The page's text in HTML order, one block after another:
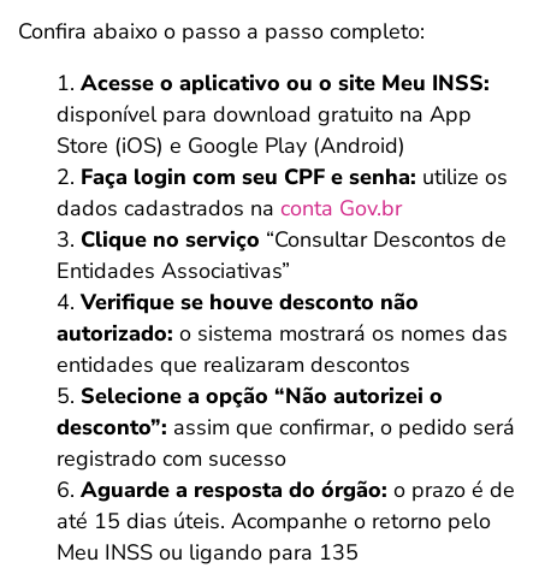
Confira abaixo o passo a passo completo:
Acesse o aplicativo ou o site Meu INSS:
disponível para download gratuito na App
Store (iOS) e Google Play (Android)
Faça login com seu CPF e senha: utilize os
dados cadastrados na conta Gov.br
Clique no serviço “Consultar Descontos de
Entidades Associativas”
Verifique se houve desconto não
autorizado: o sistema mostrará os nomes das
entidades que realizaram descontos
Selecione a opção “Não autorizei o
desconto”: assim que confirmar, o pedido será
registrado com sucesso
Aguarde a resposta do órgão: o prazo é de
até 15 dias úteis. Acompanhe o retorno pelo
Meu INSS ou ligando para 135